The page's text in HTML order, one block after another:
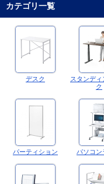
カテゴリ一覧
デスク
スタンディ
ク
パーティション パソコン